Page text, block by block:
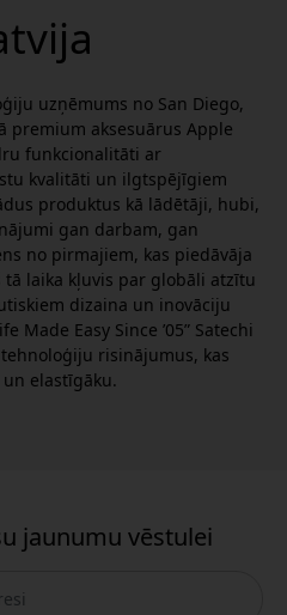
uzņēmums no San Diego,
premium aksesuārus Apple
funkcionalitāti ar
kvalitāti un ilgtspējīgiem
produktus kā lādētāji, hubi,
gan darbam, gan
no pirmajiem, kas piedāvāja
tā laika kļuvis par globāli atzītu
dizaina un inovāciju
Made Easy Since ’05” Satechi
risinājumus, kas
elastīgāku.
jaunumu vēstulei